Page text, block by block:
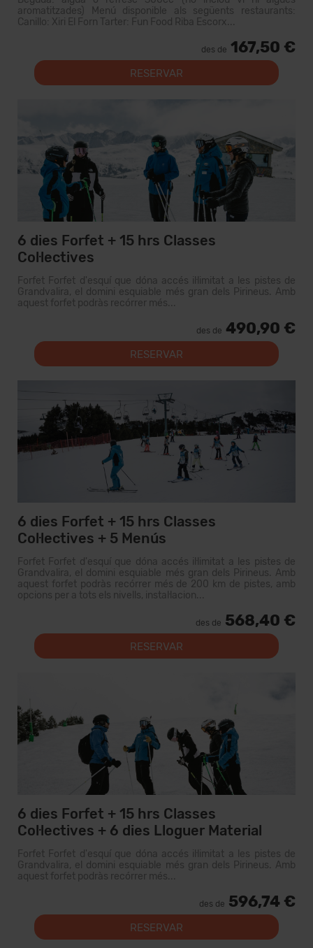
aromatitzades) Menú disponible als següents restaurants:
Canillo: Xiri El Forn Tarter: Fun Food Riba Escorx...
des de 167,50 €
RESERVAR
6 dies Forfet + 15 hrs Classes
Col·lectives
Forfet Forfet d'esquí que dóna accés il·limitat a les pistes de
Grandvalira, el domini esquiable més gran dels Pirineus. Amb
aquest forfet podràs recórrer més...
des de 490,90 €
RESERVAR
6 dies Forfet + 15 hrs Classes
Col·lectives + 5 Menús
Forfet Forfet d'esquí que dóna accés il·limitat a les pistes de
Grandvalira, el domini esquiable més gran dels Pirineus. Amb
aquest forfet podràs recórrer més de 200 km de pistes, amb
opcions per a tots els nivells, instal·lacion...
des de 568,40 €
RESERVAR
6 dies Forfet + 15 hrs Classes
Col·lectives + 6 dies Lloguer Material
Forfet Forfet d'esquí que dóna accés il·limitat a les pistes de
Grandvalira, el domini esquiable més gran dels Pirineus. Amb
aquest forfet podràs recórrer més...
des de 596,74 €
RESERVAR